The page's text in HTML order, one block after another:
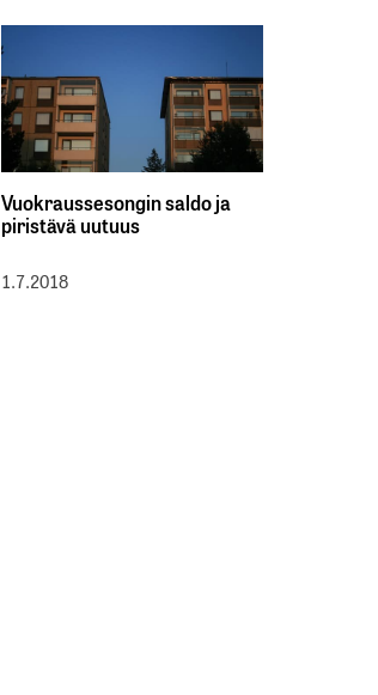
Vuokraussesongin saldo ja
piristävä uutuus
1.7.2018